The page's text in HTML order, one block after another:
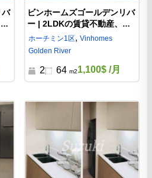
バ
ビンホームズゴールデンリバ
ー | 2LDKの賃貸不動産、格
安なマンション、2LDK-
S102817
ホーチミン1区, Vinhomes
Golden River
2 64 m21,100$ /月